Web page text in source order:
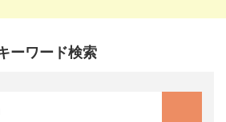
ーワード検索